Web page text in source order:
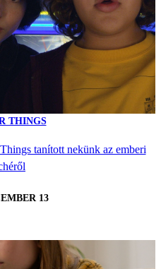
THINGS
tanított nekünk az emberi
13